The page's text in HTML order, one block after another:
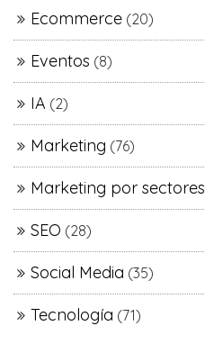
Ecommerce (20)
Eventos (8)
IA (2)
Marketing (76)
Marketing por sectores
SEO (28)
Social Media (35)
Tecnología (71)